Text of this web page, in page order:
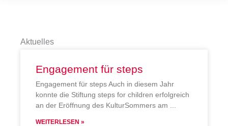
Aktuelles
Engagement für steps
Engagement für steps Auch in diesem Jahr
konnte die Stiftung steps for children erfolgreich
an der Eröffnung des KulturSommers am
WEITERLESEN »